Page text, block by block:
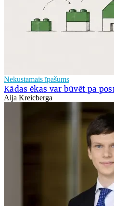
Nekustamais īpašums
Kādas ēkas var būvēt pa
Aija Kreicberga